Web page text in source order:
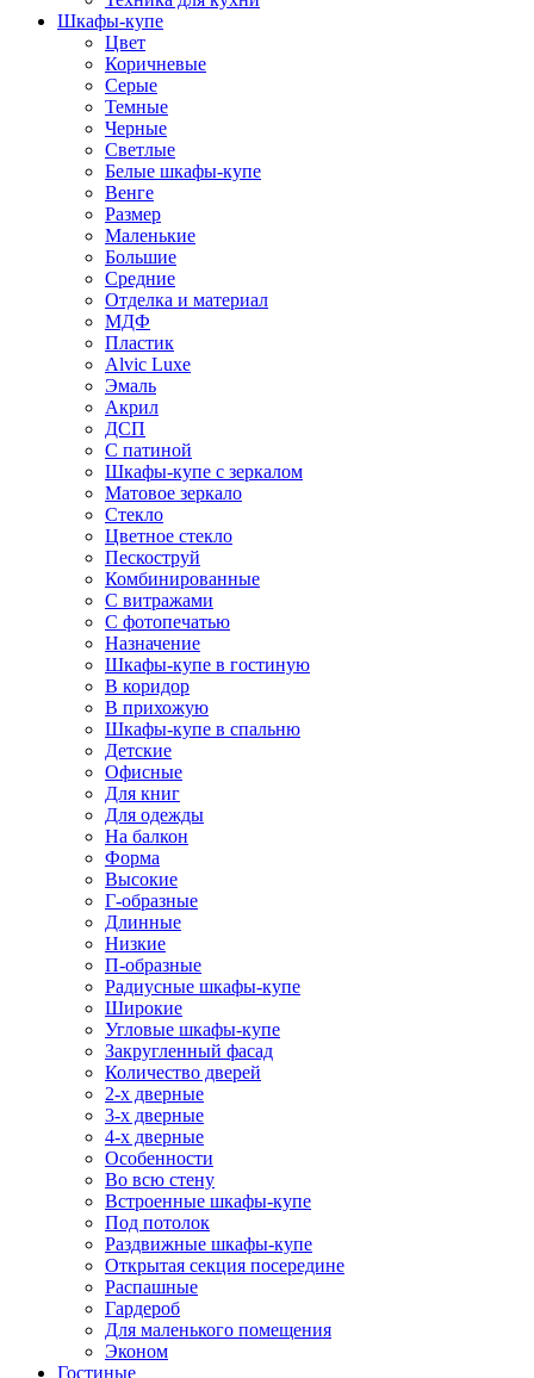
Шкафы-купе
Цвет
Коричневые
Серые
Темные
Черные
Светлые
Белые шкафы-купе
Венге
Размер
Маленькие
Большие
Средние
Отделка и материал
МДФ
Пластик
Alvic Luxe
Эмаль
Акрил
ДСП
С патиной
Шкафы-купе с зеркалом
Матовое зеркало
Стекло
Цветное стекло
Пескоструй
Комбинированные
С витражами
С фотопечатью
Назначение
Шкафы-купе в гостиную
В коридор
В прихожую
Шкафы-купе в спальню
Детские
Офисные
Для книг
Для одежды
На балкон
Форма
Высокие
Г-образные
Длинные
Низкие
П-образные
Радиусные шкафы-купе
Широкие
Угловые шкафы-купе
Закругленный фасад
Количество дверей
2-х дверные
3-х дверные
4-х дверные
Особенности
Во всю стену
Встроенные шкафы-купе
Под потолок
Раздвижные шкафы-купе
Открытая секция посередине
Распашные
Гардероб
Для маленького помещения
Эконом
Гостиные